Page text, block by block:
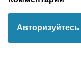
Авторизуйтесь